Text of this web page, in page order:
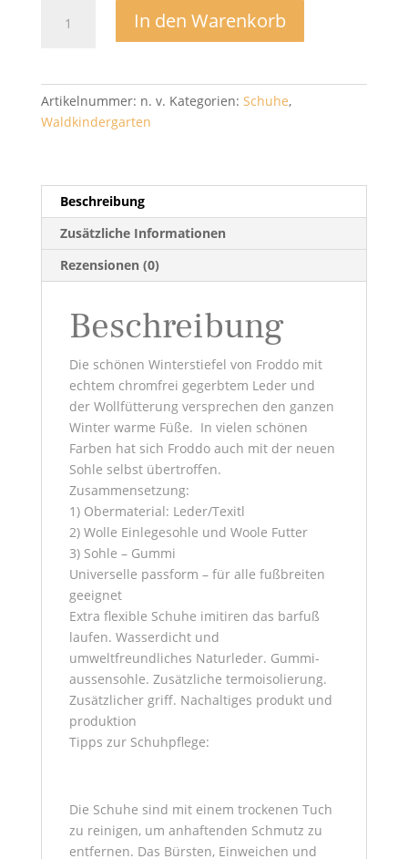
BREIT
3160252
In den Warenkorb
Artikelnummer: n. v. Kategorien: Schuhe,
Waldkindergarten
Beschreibung
Zusätzliche Informationen
Rezensionen (0)
Beschreibung
Die schönen Winterstiefel von Froddo mit
echtem chromfrei gegerbtem Leder und
der Wollfütterung versprechen den ganzen
Winter warme Füße. In vielen schönen
Farben hat sich Froddo auch mit der neuen
Sohle selbst übertroffen.
Zusammensetzung:
1) Obermaterial: Leder/Texitl
2) Wolle Einlegesohle und Woole Futter
3) Sohle – Gummi
Universelle passform – für alle fußbreiten
geeignet
Extra flexible Schuhe imitiren das barfuß
laufen. Wasserdicht und
umweltfreundliches Naturleder. Gummi-
aussensohle. Zusätzliche termoisolierung.
Zusätzlicher griff. Nachaltiges produkt und
produktion
Tipps zur Schuhpflege:
Die Schuhe sind mit einem trockenen Tuch
zu reinigen, um anhaftenden Schmutz zu
entfernen. Das Bürsten, Einweichen und